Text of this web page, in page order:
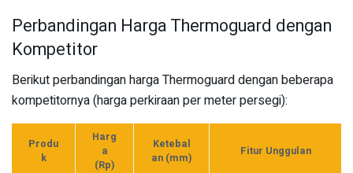
Perbandingan Harga Thermoguard dengan
Kompetitor
Berikut perbandingan harga Thermoguard dengan beberapa
kompetitornya (harga perkiraan per meter persegi):
Produ
k
Harg
a
(Rp)
Ketebal
an (mm)
Fitur Unggulan